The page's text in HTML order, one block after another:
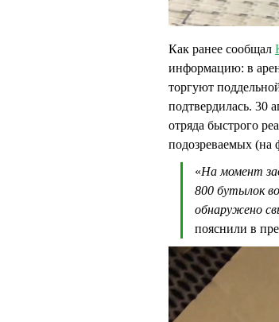
Как ранее сообщал
информацию: в
торгуют
подтвердилась. 30
отряда быстрого
подозреваемых (на
«На момент
800 бутылок
обнаружено
пояснили в